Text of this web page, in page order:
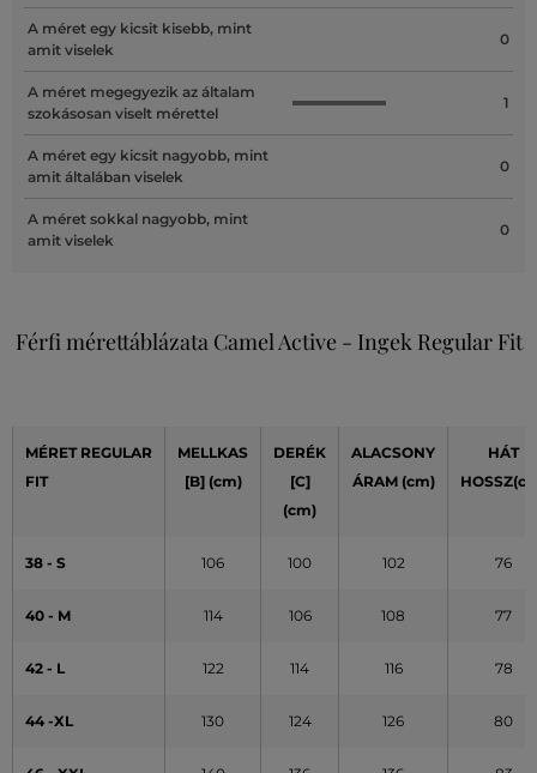
A méret egy kicsit kisebb, mint
amit viselek
0
A méret megegyezik az általam
szokásosan viselt mérettel
1
A méret egy kicsit nagyobb, mint
amit általában viselek
0
A méret sokkal nagyobb, mint
amit viselek
0
Férfi mérettáblázata Camel Active - Ingek Regular Fit
MÉRET REGULAR
FIT
MELLKAS
[B] (cm)
DERÉK
[C]
(cm)
ALACSONY
ÁRAM (cm)
HÁT
38 - S 106 100 102 76
40 - M 114 106 108 77
42 - L 122 114 116 78
44 -XL 130 124 126 80